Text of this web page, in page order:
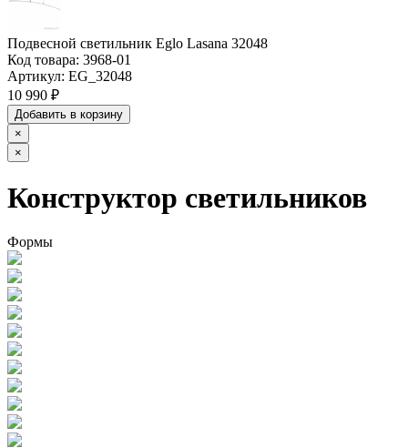
Подвесной светильник Eglo Lasana 32048
Код товара: 3968-01
Артикул: EG_32048
10 990 ₽
Добавить в корзину
×
×
Конструктор светильников
Формы